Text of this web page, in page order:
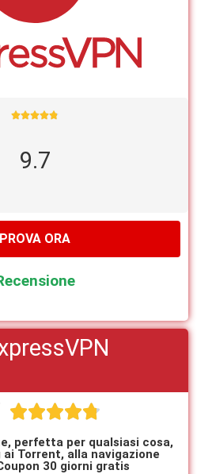

9.7
PROVA ORA

perfetta per qualsiasi cosa,
Torrent, alla navigazione
30 giorni gratis